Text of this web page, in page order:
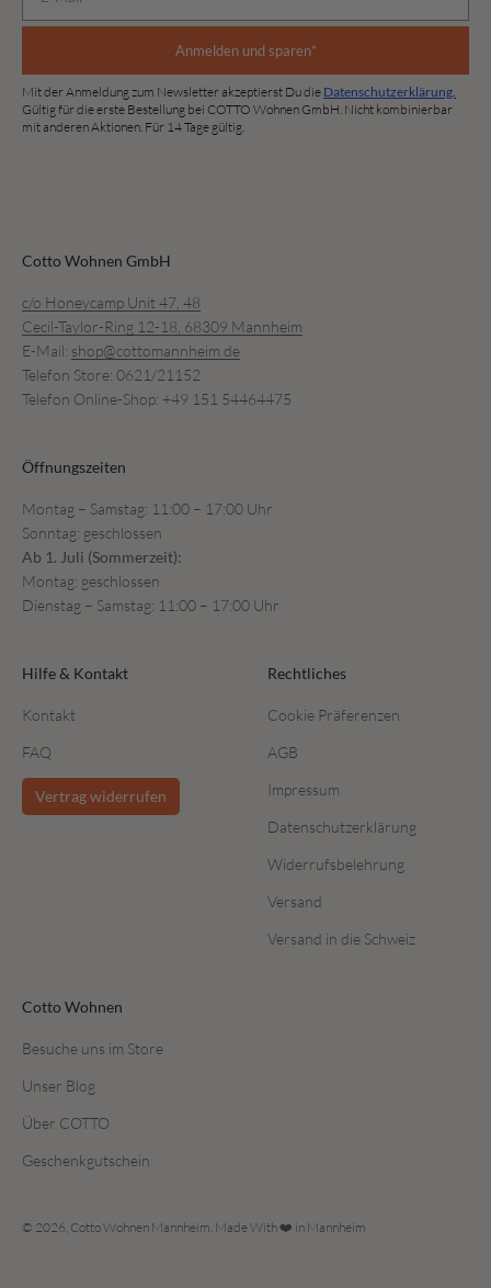
Anmelden und sparen*
Mit der Anmeldung zum Newsletter akzeptierst Du die Datenschutzerklärung.
Gültig für die erste Bestellung bei COTTO Wohnen GmbH. Nicht kombinierbar
mit anderen Aktionen. Für 14 Tage gültig.
Cotto Wohnen GmbH
c/o Honeycamp Unit 47, 48
Cecil-Taylor-Ring 12-18, 68309 Mannheim
E-Mail: shop@cottomannheim.de
Telefon Store: 0621/21152
Telefon Online-Shop: +49 151 54464475
Öffnungszeiten
Montag – Samstag: 11:00 – 17:00 Uhr
Sonntag: geschlossen
Ab 1. Juli (Sommerzeit):
Montag: geschlossen
Dienstag – Samstag: 11:00 – 17:00 Uhr
Hilfe & Kontakt
Kontakt
FAQ
Vertrag widerrufen
Rechtliches
Cookie Präferenzen
AGB
Impressum
Datenschutzerklärung
Widerrufsbelehrung
Versand
Versand in die Schweiz
Cotto Wohnen
Besuche uns im Store
Unser Blog
Über COTTO
Geschenkgutschein
© 2026, Cotto Wohnen Mannheim. Made With ❤️ in Mannheim